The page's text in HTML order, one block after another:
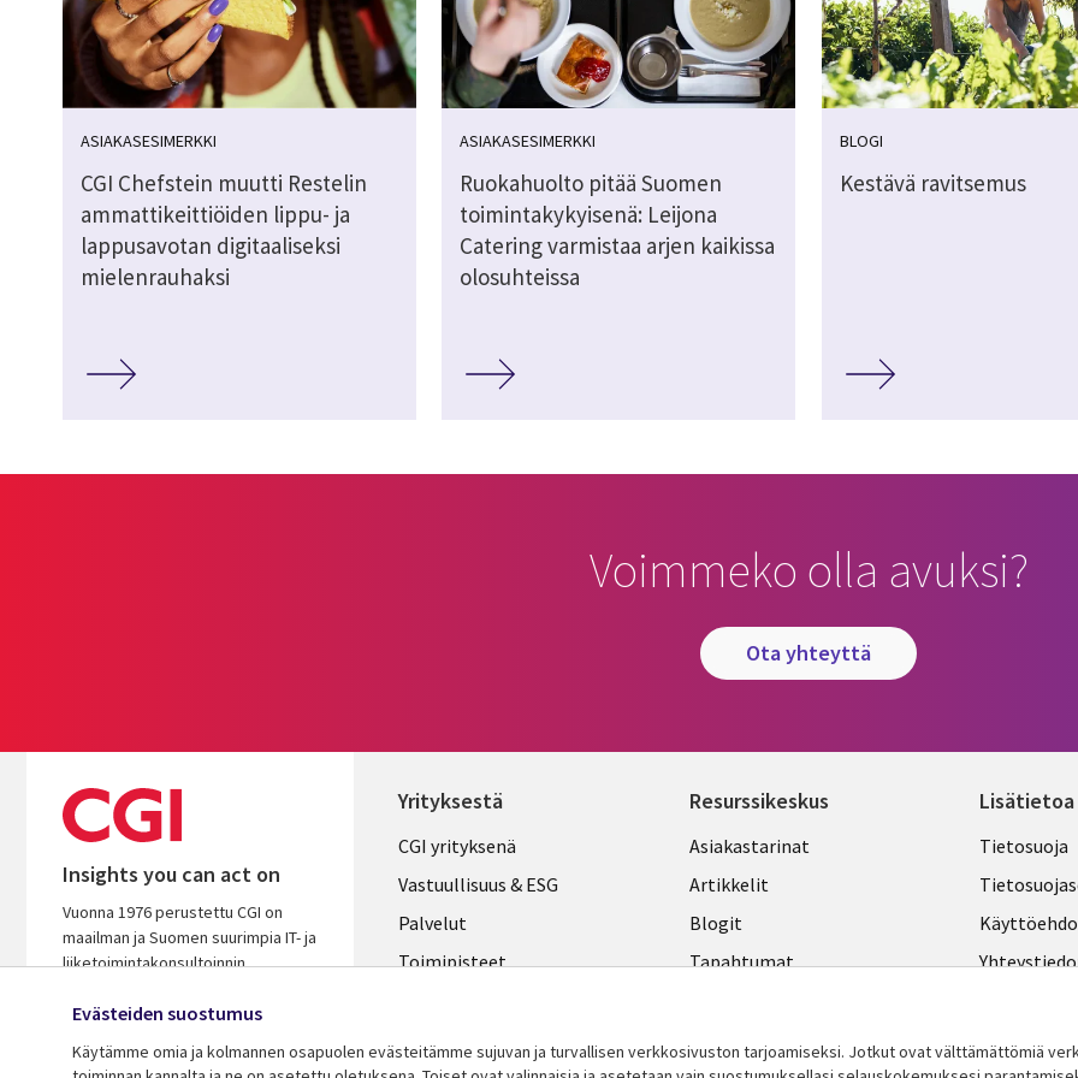
ASIAKASESIMERKKI
CGI Chefstein muutti Restelin
ammattikeittiöiden lippu- ja
lappusavotan digitaaliseksi
mielenrauhaksi
ASIAKASESIMERKKI
Ruokahuolto pitää Suomen
toimintakykyisenä: Leijona
Catering varmistaa arjen kaikissa
olosuhteissa
BLOGI
Kestävä ravitsemus
Voimmeko olla avuksi?
ota yhteyttä
Insights you can act on
Vuonna 1976 perustettu CGI on
maailman ja Suomen suurimpia IT- ja
liiketoimintakonsultoinnin
osaavana kumppanina autamme
menestyksen.
Yrityksestä
Useful
links
FINLAND
CGI yrityksenä
Vastuullisuus & ESG
Palvelut
Toimipisteet
Resurssikeskus
Library
Links
FINLAND
Asiakastarinat
Artikkelit
Blogit
Tapahtumat
Lisätietoa
Legal
Tietosuoja
Evästeiden suostumus
Käytämme omia ja kolmannen osapuolen evästeitämme sujuvan ja turvallisen verkkosivuston tarjoamiseksi. Jotkut ovat välttämättömiä